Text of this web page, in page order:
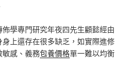
學專門研究年夜四先生顧懿經由
上還存在很多缺乏，如實際進修
感、義務包養價格單一難以均衡